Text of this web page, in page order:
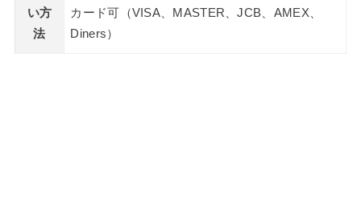
い方
法
カード可（VISA、MASTER、JCB、AMEX、
Diners）